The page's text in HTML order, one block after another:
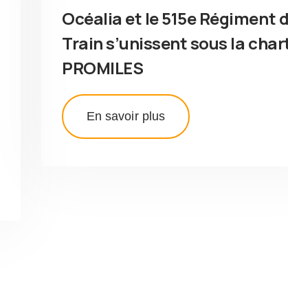
Océalia et le 515e Régiment
Train s’unissent sous la
PROMILES
En savoir plus